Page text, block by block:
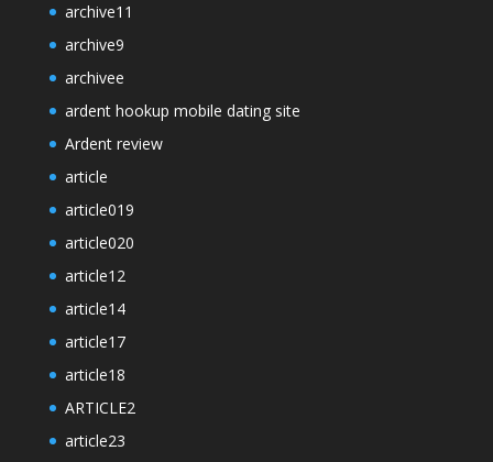
archive11
archive9
archivee
ardent hookup mobile dating site
Ardent review
article
article019
article020
article12
article14
article17
article18
ARTICLE2
article23